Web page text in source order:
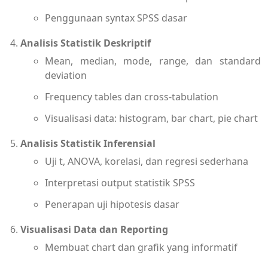
Penggunaan syntax SPSS dasar
Analisis Statistik Deskriptif
Mean, median, mode, range, dan standard
deviation
Frequency tables dan cross-tabulation
Visualisasi data: histogram, bar chart, pie chart
Analisis Statistik Inferensial
Uji t, ANOVA, korelasi, dan regresi sederhana
Interpretasi output statistik SPSS
Penerapan uji hipotesis dasar
Visualisasi Data dan Reporting
Membuat chart dan grafik yang informatif